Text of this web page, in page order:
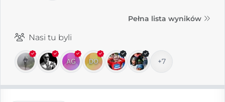
Pełna lista wyników
Nasi tu byli
+7